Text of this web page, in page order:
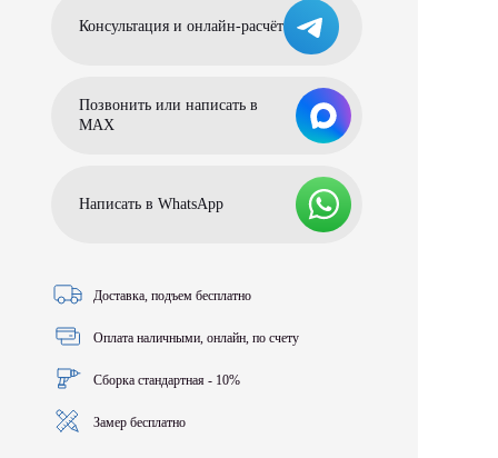
Консультация и онлайн-расчёт
Позвонить или написать в
МАХ
Написать в WhatsApp
Доставка, подъем бесплатно
Оплата наличными, онлайн, по счету
Сборка стандартная - 10%
Замер бесплатно